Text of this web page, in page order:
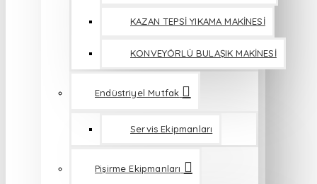
KAZAN TEPSİ YIKAMA MAKİNESİ
KONVEYÖRLÜ BULAŞIK MAKİNESİ
Endüstriyel Mutfak
Servis Ekipmanları
Pişirme Ekipmanları